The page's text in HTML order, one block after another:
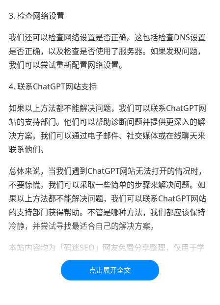
3. 检查网络设置
我们还可以检查网络设置是否正确。这包括检查DNS设置
是否正确，以及检查是否使用了服务器。如果发现问题，
我们可以尝试重新配置网络设置。
4. 联系ChatGPT网站支持
如果以上方法都不能解决问题，我们可以联系ChatGPT网
站的支持部门。他们可以帮助诊断问题并提供更深入的解
决方案。我们可以通过电子邮件、社交媒体或在线聊天来
联系他们。
总体来说，当我们遇到ChatGPT网站无法打开的情况时，
不要惊慌。我们可以采取一些简单的步骤来解决问题。如
果以上方法都不能解决问题，我们可以联系ChatGPT网站
的支持部门获得帮助。不管是哪种方法，我们都应该保持
冷静，并尝试寻找最适合自己的解决方案。
本站内容均为「码迷SEO」网友免费分享整理，仅用于学
习交流，如有疑问，请联系我们48小时处理！！！！